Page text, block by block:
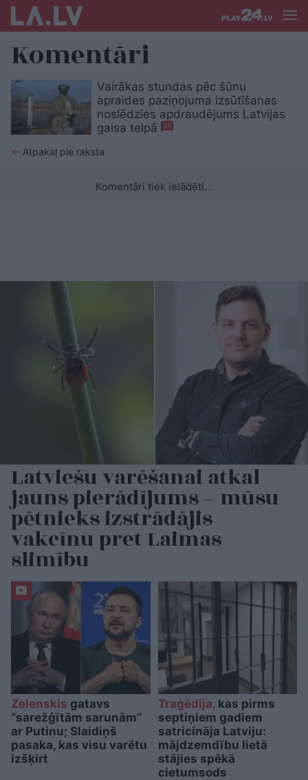
Komentāri
Vairākas stundas pēc šūnu
apraides paziņojuma izsūtīšanas
noslēdzies apdraudējums Latvijas
gaisa telpā
35
← Atpakaļ pie raksta
Komentāri tiek ielādēti...
Latviešu varēšanai atkal
jauns pierādījums – mūsu
pētnieks izstrādājis
vakcīnu pret Laimas
slimību
Zelenskis gatavs
“sarežģītām sarunām”
ar Putinu; Slaidiņš
pasaka, kas visu varētu
izšķirt
Traģēdija,kas pirms
septiņiem gadiem
satricināja Latviju:
mājdzemdību lietā
stājies spēkā
cietumsods